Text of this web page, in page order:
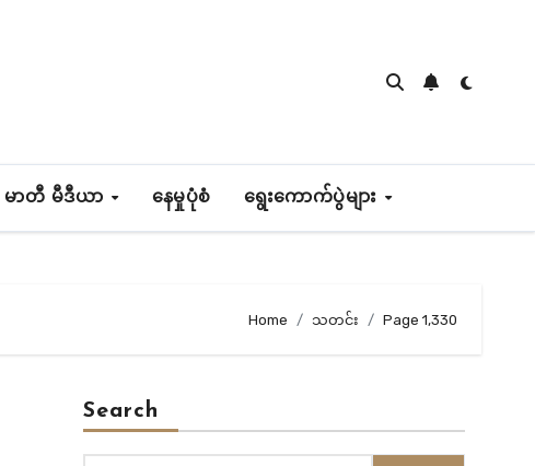
မာတီ မီဒီယာ နေမှုပုံစံ ရွေးကောက်ပွဲများ
Home သတင်း Page 1,330
Search